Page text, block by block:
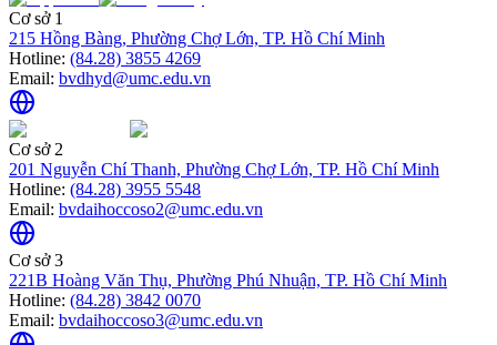
Cơ sở 1
215 Hồng Bàng, Phường Chợ Lớn, TP. Hồ Chí Minh
Hotline: (84.28) 3855 4269
Email: bvdhyd@umc.edu.vn
Cơ sở 2
201 Nguyễn Chí Thanh, Phường Chợ Lớn, TP. Hồ Chí Minh
Hotline: (84.28) 3955 5548
Email: bvdaihoccoso2@umc.edu.vn
Cơ sở 3
221B Hoàng Văn Thụ, Phường Phú Nhuận, TP. Hồ Chí Minh
Hotline: (84.28) 3842 0070
Email: bvdaihoccoso3@umc.edu.vn